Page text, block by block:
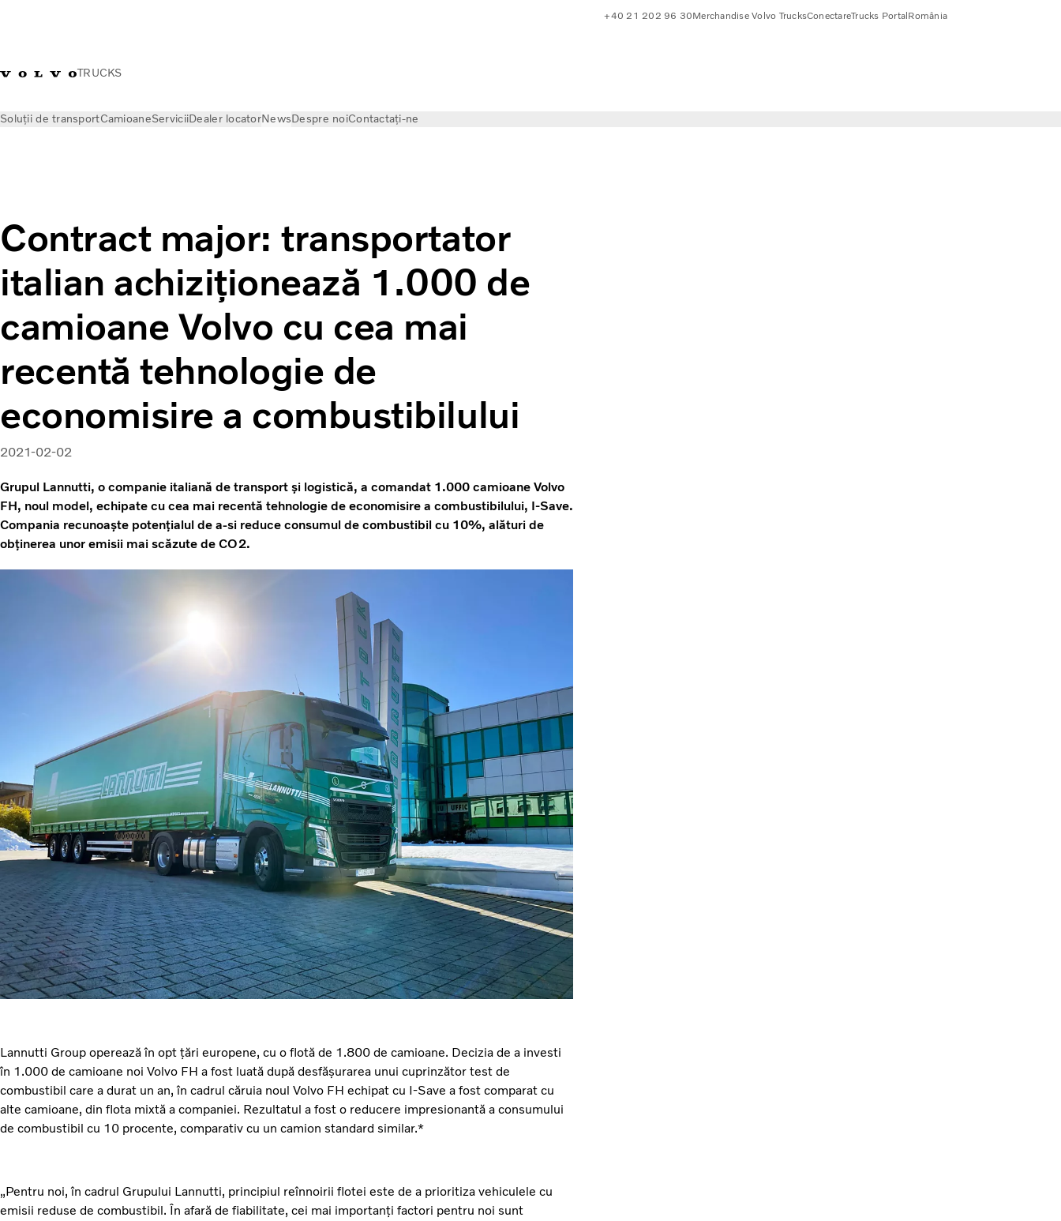
TRUCKS
+40 21 202 96 30Merchandise Volvo TrucksConectareTrucks Portal România
Soluții de transportCamioaneServiciiDealer locatorNewsDespre noiContactați-ne
Contract major: transportator
italian achiziționează 1.000 de
camioane Volvo cu cea mai
recentă tehnologie de
economisire a combustibilului
2021-02-02
Grupul Lannutti, o companie italiană de transport și logistică, a comandat 1.000 camioane Volvo
FH, noul model, echipate cu cea mai recentă tehnologie de economisire a combustibilului, I-Save.
Compania recunoaște potențialul de a-si reduce consumul de combustibil cu 10%, alături de
obținerea unor emisii mai scăzute de CO2.
Lannutti Group operează în opt țări europene, cu o flotă de 1.800 de camioane. Decizia de a investi
în 1.000 de camioane noi Volvo FH a fost luată după desfășurarea unui cuprinzător test de
combustibil care a durat un an, în cadrul căruia noul Volvo FH echipat cu I-Save a fost comparat cu
alte camioane, din flota mixtă a companiei. Rezultatul a fost o reducere impresionantă a consumului
de combustibil cu 10 procente, comparativ cu un camion standard similar.*
„Pentru noi, în cadrul Grupului Lannutti, principiul reînnoirii flotei este de a prioritiza vehiculele cu
emisii reduse de combustibil. În afară de fiabilitate, cei mai importanți factori pentru noi sunt